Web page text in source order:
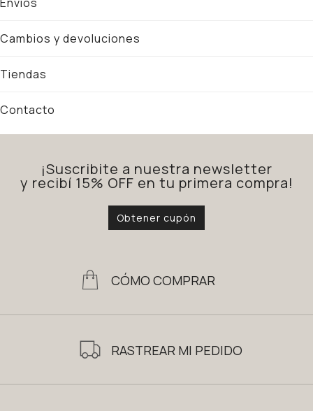
Cambios y devoluciones
Tiendas
Contacto
¡Suscribite a nuestra newsletter
y recibí 15% OFF en tu primera compra!
Obtener cupón
CÓMO COMPRAR
RASTREAR MI PEDIDO